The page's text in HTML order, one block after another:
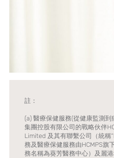
註：
(a) 醫療保健服務(從健康監測
集團控股有限公司的戰略伙伴
Limited 及其有聯繫公司（統稱
務及醫療保健服務由HCMPS旗
務名稱為葵芳醫務中心）及麗